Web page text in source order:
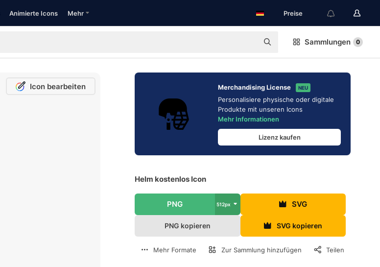
Animierte Icons Mehr Preise
Sammlungen 0
Icon bearbeiten Merchandising License NEU
Personalisiere physische oder digitale
Produkte mit unseren Icons
Mehr Informationen
Lizenz kaufen
Helm kostenlos Icon
PNG 512px SVG
PNG kopieren SVG kopieren
Mehr Formate Zur Sammlung hinzufügen Teilen